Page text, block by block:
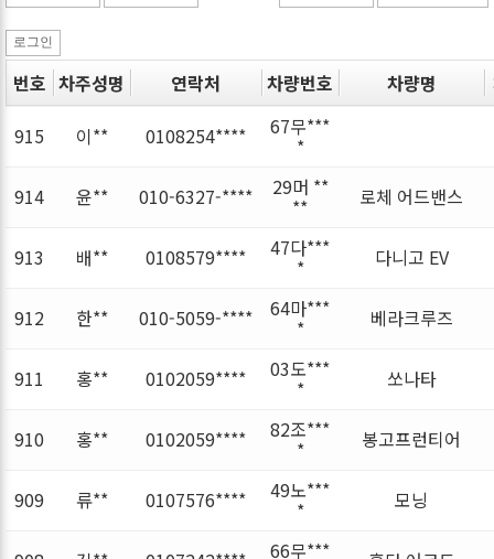
로그인
번호 차주성명 연락처 차량번호 차량명
915
이** 0108254**** 67무***
*
914
윤** 010-6327-**** 29머 **
** 로체 어드밴스
913 배** 0108579**** 47다***
* 다니고 EV
912 한** 010-5059-**** 64마***
* 베라크루즈
911 홍** 0102059**** 03도***
* 쏘나타
910 홍** 0102059**** 82조***
* 봉고프런티어
909 류** 0107576**** 49노***
* 모닝
66무***